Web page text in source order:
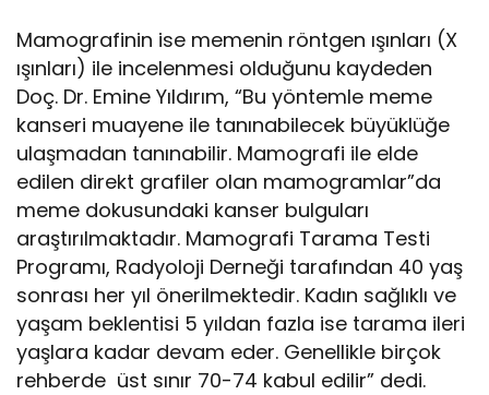
Mamografinin ise memenin röntgen ışınları (X
ışınları) ile incelenmesi olduğunu kaydeden
Doç. Dr. Emine Yıldırım, “Bu yöntemle meme
kanseri muayene ile tanınabilecek büyüklüğe
ulaşmadan tanınabilir. Mamografi ile elde
edilen direkt grafiler olan mamogramlar”da
meme dokusundaki kanser bulguları
araştırılmaktadır. Mamografi Tarama Testi
Programı, Radyoloji Derneği tarafından 40 yaş
sonrası her yıl önerilmektedir. Kadın sağlıklı ve
yaşam beklentisi 5 yıldan fazla ise tarama ileri
yaşlara kadar devam eder. Genellikle birçok
rehberde üst sınır 70-74 kabul edilir” dedi.